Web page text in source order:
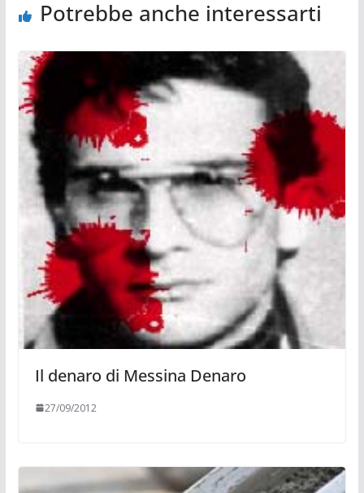
Potrebbe anche interessarti
Il denaro di Messina Denaro
27/09/2012